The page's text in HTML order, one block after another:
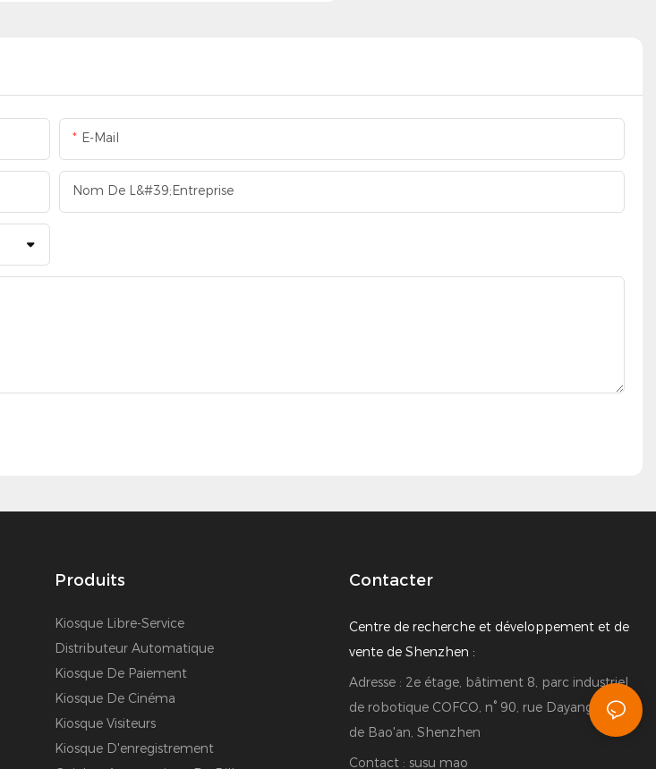
E-Mail
Nom De L&#39;entreprise
Produits
Kiosque Libre-Service
Distributeur Automatique
Kiosque De Paiement
Kiosque De Cinéma
Kiosque Visiteurs
Kiosque D'enregistrement
Contacter
Centre de recherche et développement et de
vente de Shenzhen :
Adresse : 2e étage, bâtiment 8, parc industriel
de robotique COFCO, n° 90, rue Dayang, district
de Bao'an, Shenzhen
Contact : susu mao